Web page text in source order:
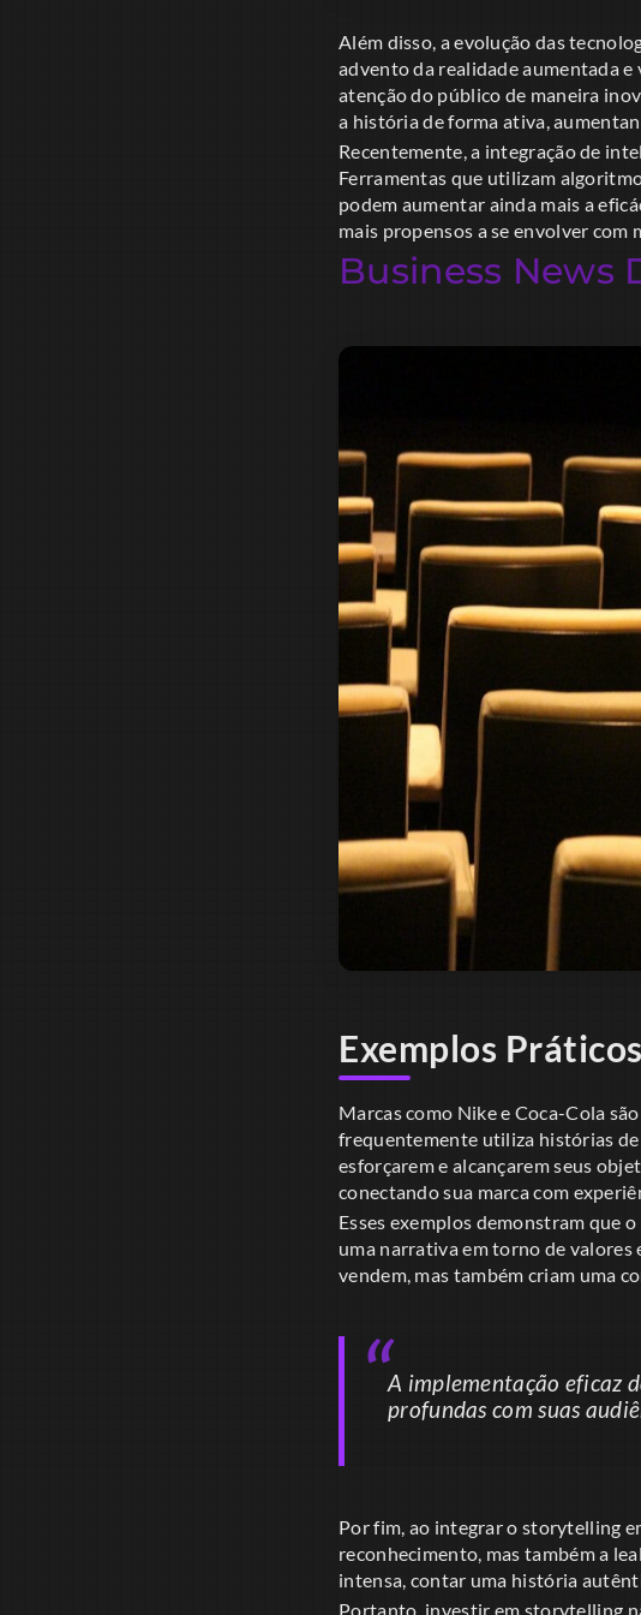
Além disso, a evolução das
advento da realidade aumentada
atenção do público de maneira
a história de forma ativa,
Recentemente, a integração de
Ferramentas que utilizam
podem aumentar ainda mais a
mais propensos a se envolver
Business News
Exemplos
Marcas como Nike e Coca-Cola
frequentemente utiliza histórias de
esforçarem e alcançarem seus
conectando sua marca com
Esses exemplos demonstram que
uma narrativa em torno de valores
vendem, mas também criam uma
A implementação eficaz
profundas com suas
Por fim, ao integrar o storytelling
reconhecimento, mas também a
intensa, contar uma história
Portanto, investir em storytelling